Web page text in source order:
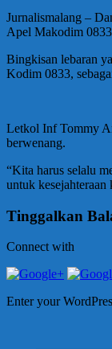
Jurnalismalang –
Apel Makodim
Bingkisan lebaran
Kodim 0833,
Letkol Inf Tommy
berwenang.
“Kita harus selalu
untuk
Tinggalkan
Connect with
Enter your